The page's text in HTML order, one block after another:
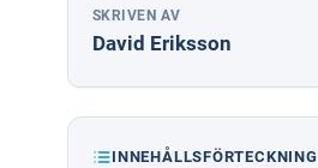
SKRIVEN AV
David Eriksson
INNEHÅLLSFÖRTECKNING